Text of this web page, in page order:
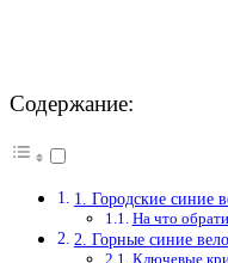
Содержание:
1. Городские синие
На что
2. Горные синие
Ключевые